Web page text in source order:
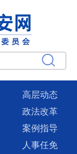
高层动态
政法改革
案例指导
人事任免